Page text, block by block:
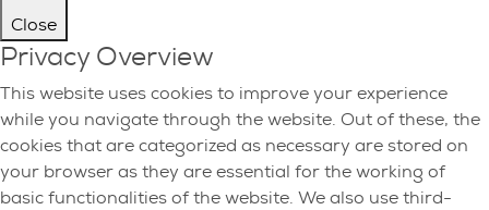
Close
Privacy Overview
This website uses cookies to improve your experience
while you navigate through the website. Out of these, the
cookies that are categorized as necessary are stored on
your browser as they are essential for the working of
basic functionalities of the website. We also use third-